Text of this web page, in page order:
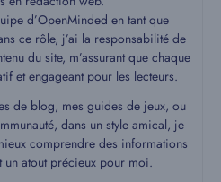
d’OpenMinded en tant que
ce rôle, j’ai la responsabilité de
du site, m’assurant que chaque
et engageant pour les lecteurs.
de blog, mes guides de jeux, ou
dans un style amical, je
comprendre des informations
un atout précieux pour moi.